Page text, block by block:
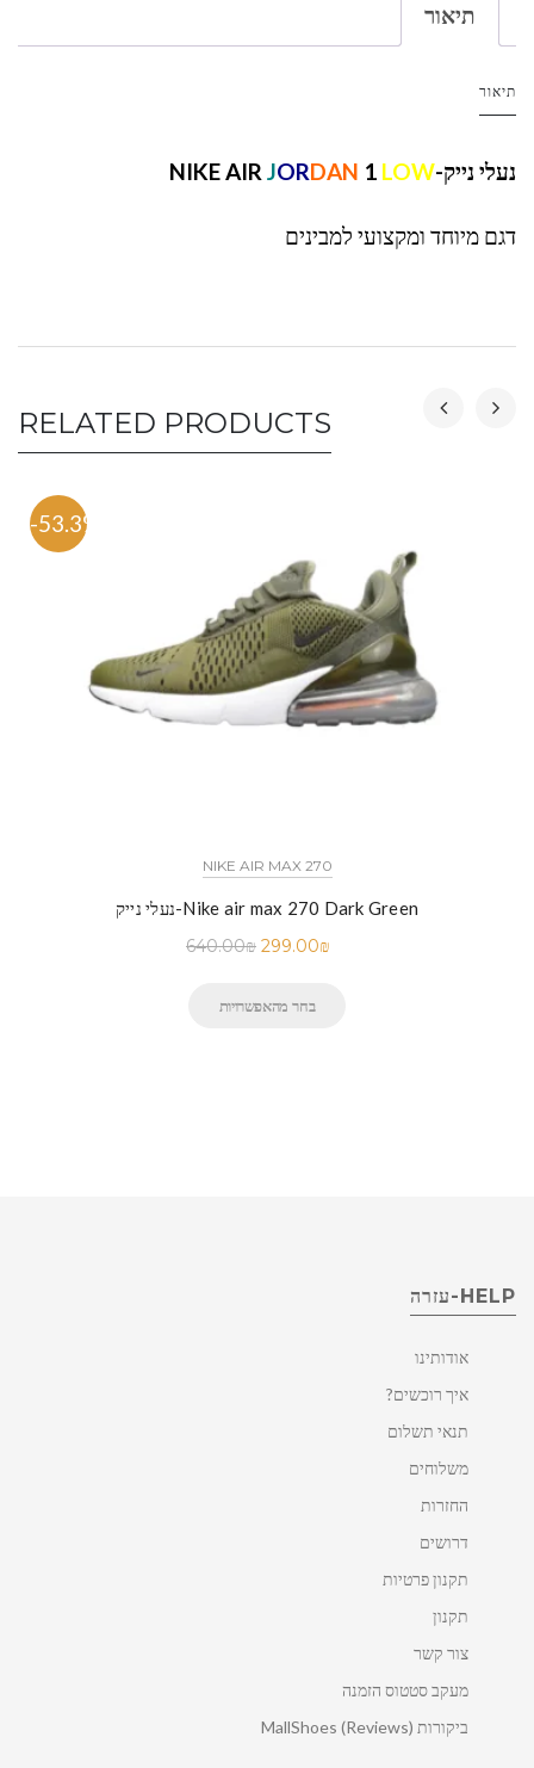
תיאור
תיאור
נעלי נייק-NIKE AIR JORDAN 1 LOW
דגם מיוחד ומקצועי למבינים
RELATED PRODUCTS
-53.3%
NIKE AIR MAX 270
נעלי נייק-Nike air max 270 Dark Green
640.00₪ 299.00₪
בחר מהאפשרויות
HELP-עזרה
אודותינו
איך רוכשים?
תנאי תשלום
משלוחים
החזרות
דרושים
תקנון פרטיות
תקנון
צור קשר
מעקב סטטוס הזמנה
ביקורות MallShoes (Reviews)